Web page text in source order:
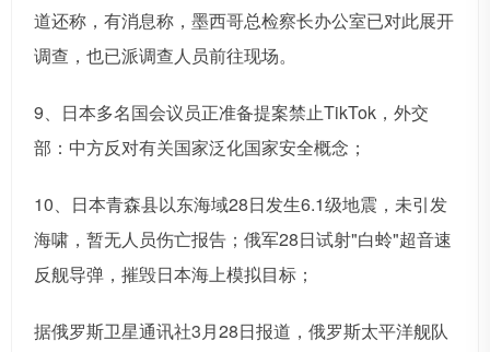
道还称，有消息称，墨西哥总检察长办公室已对此展开
调查，也已派调查人员前往现场。
9、日本多名国会议员正准备提案禁止TikTok，外交
部：中方反对有关国家泛化国家安全概念；
10、日本青森县以东海域28日发生6.1级地震，未引发
海啸，暂无人员伤亡报告；俄军28日试射"白蛉"超音速
反舰导弹，摧毁日本海上模拟目标；
据俄罗斯卫星通讯社3月28日报道，俄罗斯太平洋舰队